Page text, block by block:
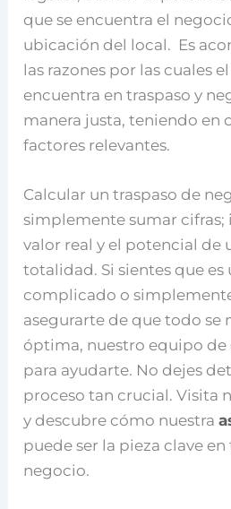
que se encuentra el
ubicación del local. Es
las razones por las cuales
encuentra en traspaso y
manera justa, teniendo en
factores relevantes.
Calcular un traspaso de
simplemente sumar
valor real y el potencial de
totalidad. Si sientes que es
complicado o
asegurarte de que todo se
óptima, nuestro equipo de
para ayudarte. No dejes
proceso tan crucial. Visita
y descubre cómo nuestra
puede ser la pieza clave
negocio.